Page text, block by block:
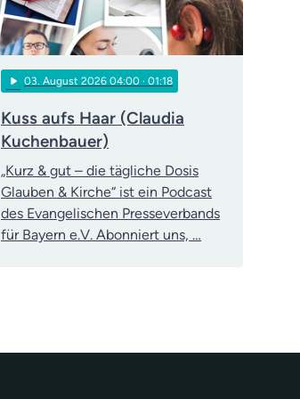
play_arrow 03 . August 2026 04:00 · 01:18
Kuss aufs Haar (Claudia
Kuchenbauer)
„Kurz & gut – die tägliche Dosis
Glauben & Kirche“ ist ein Podcast
des Evangelischen Presseverbands
für Bayern e.V. Abonniert uns, …